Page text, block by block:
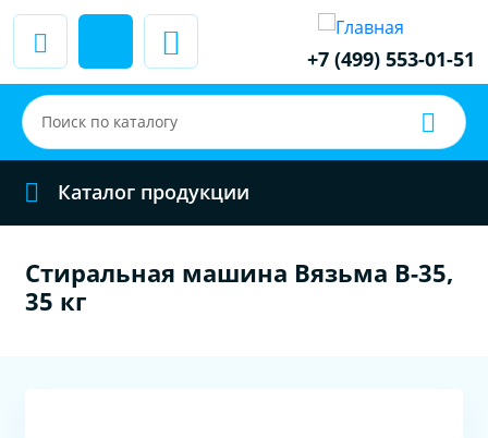
+7 (499) 553-01-51
Каталог продукции
Стиральная машина Вязьма В-35,
35 кг